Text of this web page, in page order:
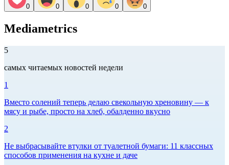
0 0 0 0 0
Mediametrics
5
самых читаемых новостей недели
1
Вместо солений теперь делаю свекольную хреновину — к
мясу и рыбе, просто на хлеб, обалденно вкусно
2
Не выбрасывайте втулки от туалетной бумаги: 11 классных
способов применения на кухне и даче